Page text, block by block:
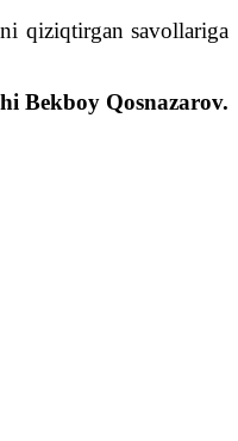
qiziqtirgan savollariga
Bekboy Qosnazarov.